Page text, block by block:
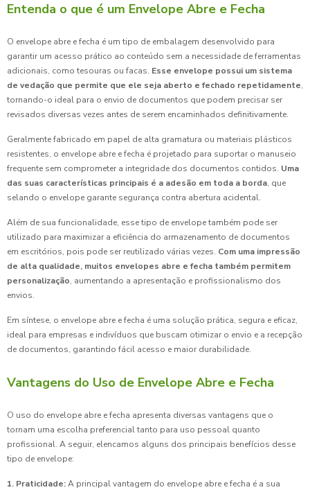
Entenda o que é um Envelope Abre e Fecha
O envelope abre e fecha é um tipo de embalagem desenvolvido para
garantir um acesso prático ao conteúdo sem a necessidade de ferramentas
adicionais, como tesouras ou facas. Esse envelope possui um sistema
de vedação que permite que ele seja aberto e fechado repetidamente,
tornando-o ideal para o envio de documentos que podem precisar ser
revisados diversas vezes antes de serem encaminhados definitivamente.
Geralmente fabricado em papel de alta gramatura ou materiais plásticos
resistentes, o envelope abre e fecha é projetado para suportar o manuseio
frequente sem comprometer a integridade dos documentos contidos. Uma
das suas características principais é a adesão em toda a borda, que
selando o envelope garante segurança contra abertura acidental.
Além de sua funcionalidade, esse tipo de envelope também pode ser
utilizado para maximizar a eficiência do armazenamento de documentos
em escritórios, pois pode ser reutilizado várias vezes. Com uma impressão
de alta qualidade, muitos envelopes abre e fecha também permitem
personalização, aumentando a apresentação e profissionalismo dos
envios.
Em síntese, o envelope abre e fecha é uma solução prática, segura e eficaz,
ideal para empresas e indivíduos que buscam otimizar o envio e a recepção
de documentos, garantindo fácil acesso e maior durabilidade.
Vantagens do Uso de Envelope Abre e Fecha
O uso do envelope abre e fecha apresenta diversas vantagens que o
tornam uma escolha preferencial tanto para uso pessoal quanto
profissional. A seguir, elencamos alguns dos principais benefícios desse
tipo de envelope:
1. Praticidade:A principal vantagem do envelope abre e fecha é a sua